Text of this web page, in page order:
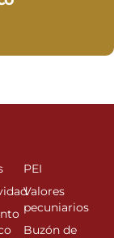
PEI
Valores
pecuniarios
Buzón de